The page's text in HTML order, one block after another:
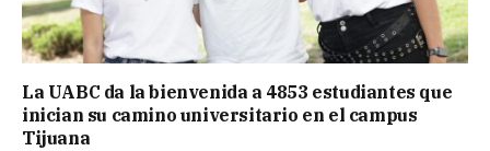
La UABC da la bienvenida a 4853 estudiantes que
inician su camino universitario en el campus
Tijuana